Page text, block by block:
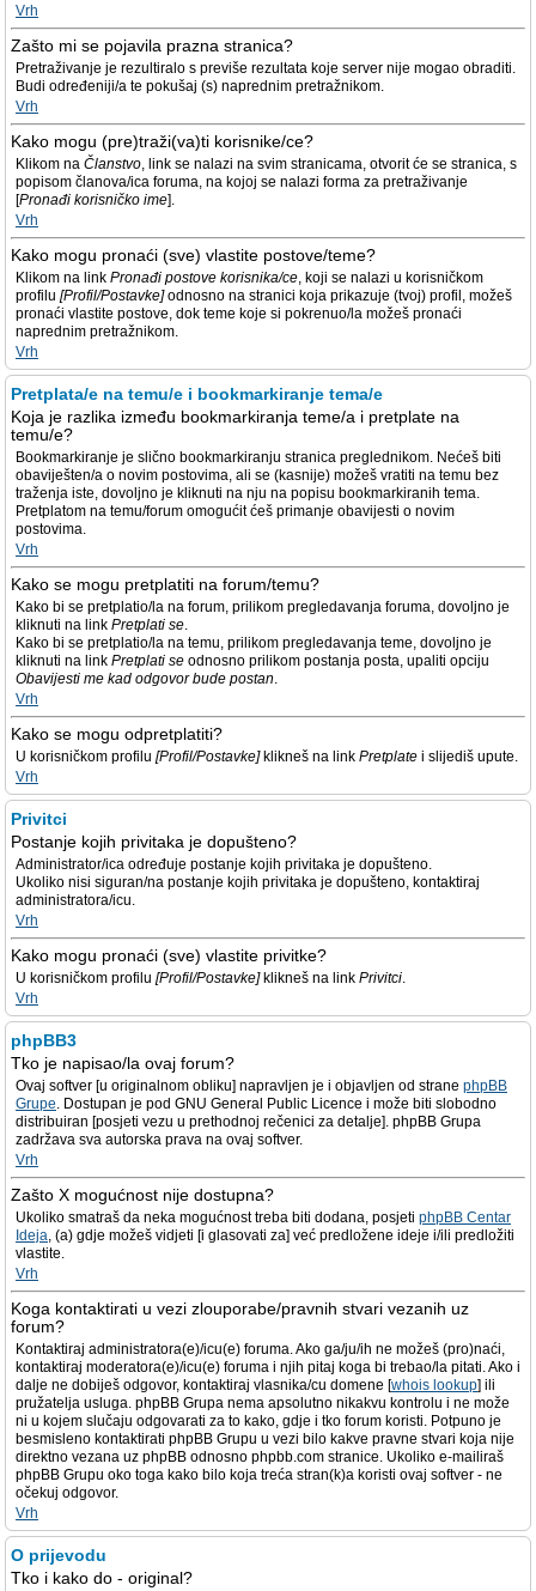
Vrh
Zašto mi se pojavila prazna stranica?
Pretraživanje je rezultiralo s previše rezultata koje server nije mogao obraditi.
Budi određeniji/a te pokušaj (s) naprednim pretražnikom.
Vrh
Kako mogu (pre)traži(va)ti korisnike/ce?
Klikom na Članstvo, link se nalazi na svim stranicama, otvorit će se stranica, s
popisom članova/ica foruma, na kojoj se nalazi forma za pretraživanje
[Pronađi korisničko ime].
Vrh
Kako mogu pronaći (sve) vlastite postove/teme?
Klikom na link Pronađi postove korisnika/ce, koji se nalazi u korisničkom
profilu [Profil/Postavke]odnosno na stranici koja prikazuje (tvoj) profil, možeš
pronaći vlastite postove, dok teme koje si pokrenuo/la možeš pronaći
naprednim pretražnikom.
Vrh
Pretplata/e na temu/e i bookmarkiranje tema/e
Koja je razlika između bookmarkiranja teme/a i pretplate na
temu/e?
Bookmarkiranje je slično bookmarkiranju stranica preglednikom. Nećeš biti
obaviješten/a o novim postovima, ali se (kasnije) možeš vratiti na temu bez
traženja iste, dovoljno je kliknuti na nju na popisu bookmarkiranih tema.
Pretplatom na temu/forum omogućit ćeš primanje obavijesti o novim
postovima.
Vrh
Kako se mogu pretplatiti na forum/temu?
Kako bi se pretplatio/la na forum, prilikom pregledavanja foruma, dovoljno je
kliknuti na link Pretplati se.
Kako bi se pretplatio/la na temu, prilikom pregledavanja teme, dovoljno je
kliknuti na link Pretplati se odnosno prilikom postanja posta, upaliti opciju
Obavijesti me kad odgovor bude postan.
Vrh
Kako se mogu odpretplatiti?
U korisničkom profilu [Profil/Postavke]klikneš na link Pretplate i slijediš upute.
Vrh
Privitci
Postanje kojih privitaka je dopušteno?
Administrator/ica određuje postanje kojih privitaka je dopušteno.
Ukoliko nisi siguran/na postanje kojih privitaka je dopušteno, kontaktiraj
administratora/icu.
Vrh
Kako mogu pronaći (sve) vlastite privitke?
U korisničkom profilu [Profil/Postavke]klikneš na link Privitci.
Vrh
phpBB3
Tko je napisao/la ovaj forum?
Ovaj softver [u originalnom obliku] napravljen je i objavljen od strane phpBB
Grupe. Dostupan je pod GNU General Public Licence i može biti slobodno
distribuiran [posjeti vezu u prethodnoj rečenici za detalje]. phpBB Grupa
zadržava sva autorska prava na ovaj softver.
Vrh
Zašto X mogućnost nije dostupna?
Ukoliko smatraš da neka mogućnost treba biti dodana, posjeti phpBB Centar
Ideja, (a) gdje možeš vidjeti [i glasovati za] već predložene ideje i/ili predložiti
vlastite.
Vrh
Koga kontaktirati u vezi zlouporabe/pravnih stvari vezanih uz
forum?
Kontaktiraj administratora(e)/icu(e) foruma. Ako ga/ju/ih ne možeš (pro)naći,
kontaktiraj moderatora(e)/icu(e) foruma i njih pitaj koga bi trebao/la pitati. Ako i
dalje ne dobiješ odgovor, kontaktiraj vlasnika/cu domene [whois lookup] ili
pružatelja usluga. phpBB Grupa nema apsolutno nikakvu kontrolu i ne može
ni u kojem slučaju odgovarati za to kako, gdje i tko forum koristi. Potpuno je
besmisleno kontaktirati phpBB Grupu u vezi bilo kakve pravne stvari koja nije
direktno vezana uz phpBB odnosno phpbb.com stranice. Ukoliko e-mailiraš
phpBB Grupu oko toga kako bilo koja treća stran(k)a koristi ovaj softver - ne
očekuj odgovor.
Vrh
O prijevodu
Tko i kako do - original?